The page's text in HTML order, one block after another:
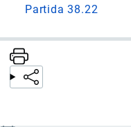
Partida 38.22